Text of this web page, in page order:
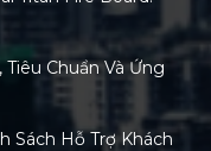
Chuẩn Và Ứng
Sách Hỗ Trợ Khách